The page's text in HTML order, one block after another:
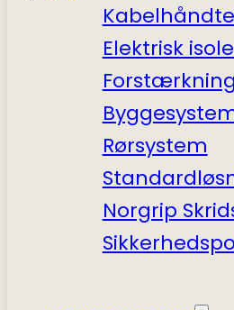
Elektrisk
Forstærkning
Rørsystem
Norgrip